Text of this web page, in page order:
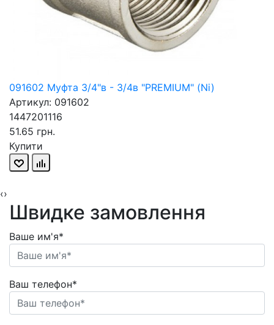
091602 Муфта 3/4"в - 3/4в "PREMIUM" (Ni)
Артикул: 091602
1447201116
51.65 грн.
Купити
‹›
Швидке замовлення
Ваше им'я*
Ваш телефон*